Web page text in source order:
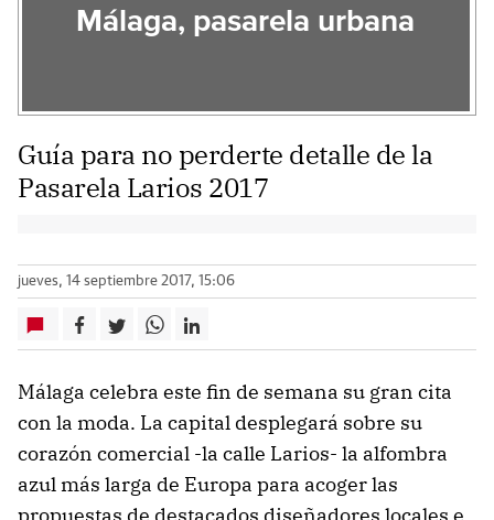
Málaga, pasarela urbana
Guía para no perderte detalle de la
Pasarela Larios 2017
jueves, 14 septiembre 2017, 15:06
Málaga celebra este fin de semana su gran cita
con la moda. La capital desplegará sobre su
corazón comercial -la calle Larios- la alfombra
azul más larga de Europa para acoger las